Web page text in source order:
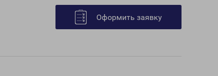
Оформить заявку